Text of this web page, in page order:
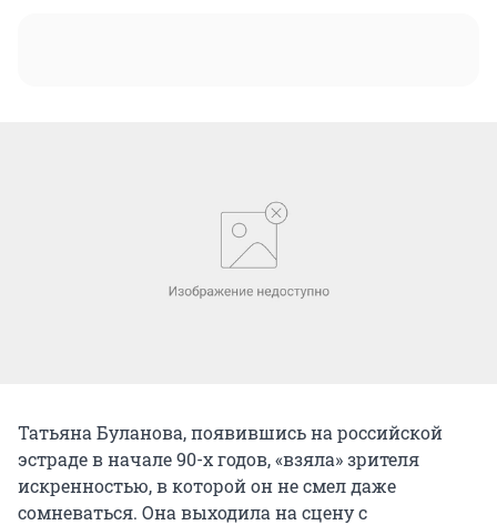
Татьяна Буланова, появившись на российской
эстраде в начале 90-х годов, «взяла» зрителя
искренностью, в которой он не смел даже
сомневаться. Она выходила на сцену с